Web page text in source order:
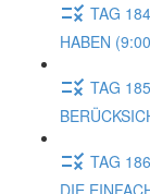
TAG
HABEN
TAG
TAG
DIE